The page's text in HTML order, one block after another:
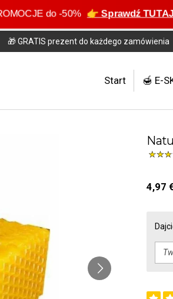
do -50% 👉 Sprawdź
🎁 GRATIS prezent do każdego zamówienia
Start 🍯 E-
4,97